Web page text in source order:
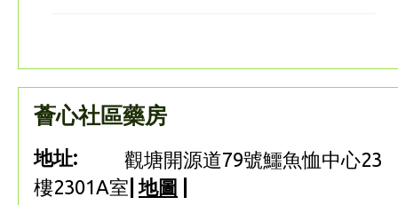
薈心社區藥房
地址:
觀塘開源道79號鱷魚恤中心23
樓2301A室 地圖